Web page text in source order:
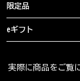
限定品
eギフト
実際に商品をご覧